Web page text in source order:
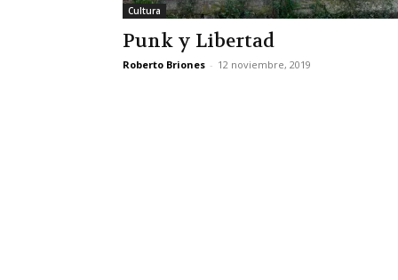
Cultura
Punk y Libertad
Roberto Briones - 12 noviembre, 2019